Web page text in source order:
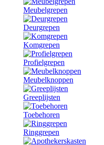
Meubelgrepen
Deurgrepen
Komgrepen
Profielgrepen
Meubelknoppen
Greeplijsten
Toebehoren
Ringgrepen